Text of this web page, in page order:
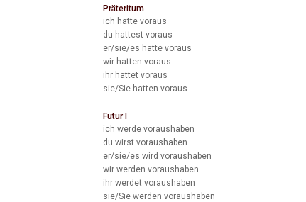
Präteritum
ich hatte voraus
du hattest voraus
er/sie/es hatte voraus
wirhatten voraus
ihrhattet voraus
sie/Siehatten voraus
Futur I
ich werde voraushaben
du wirst voraushaben
er/sie/es wird voraushaben
wirwerden voraushaben
ihrwerdet voraushaben
sie/Siewerden voraushaben